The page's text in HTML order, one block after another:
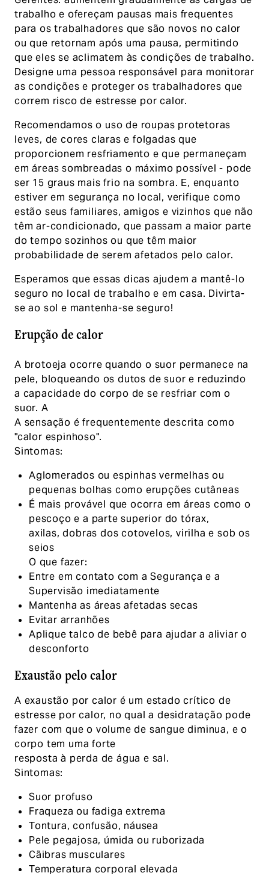
trabalho e ofereçam pausas mais frequentes
para os trabalhadores que são novos no calor
ou que retornam após uma pausa, permitindo
que eles se aclimatem às condições de trabalho.
Designe uma pessoa responsável para monitorar
as condições e proteger os trabalhadores que
correm risco de estresse por calor.
Recomendamos o uso de roupas protetoras
leves, de cores claras e folgadas que
proporcionem resfriamento e que permaneçam
em áreas sombreadas o máximo possível - pode
ser 15 graus mais frio na sombra. E, enquanto
estiver em segurança no local, verifique como
estão seus familiares, amigos e vizinhos que não
têm ar-condicionado, que passam a maior parte
do tempo sozinhos ou que têm maior
probabilidade de serem afetados pelo calor.
Esperamos que essas dicas ajudem a mantê-lo
seguro no local de trabalho e em casa. Divirta-
se ao sol e mantenha-se seguro!
Erupção de calor
A brotoeja ocorre quando o suor permanece na
pele, bloqueando os dutos de suor e reduzindo
a capacidade do corpo de se resfriar com o
suor. A
A sensação é frequentemente descrita como
"calor espinhoso".
Sintomas:
Aglomerados ou espinhas vermelhas ou
pequenas bolhas como erupções cutâneas
É mais provável que ocorra em áreas como o
pescoço e a parte superior do tórax,
axilas, dobras dos cotovelos, virilha e sob os
seios
O que fazer:
Entre em contato com a Segurança e a
Supervisão imediatamente
Mantenha as áreas afetadas secas
Evitar arranhões
Aplique talco de bebê para ajudar a aliviar o
desconforto
Exaustão pelo calor
A exaustão por calor é um estado crítico de
estresse por calor, no qual a desidratação pode
fazer com que o volume de sangue diminua, e o
corpo tem uma forte
resposta à perda de água e sal.
Sintomas:
Suor profuso
Fraqueza ou fadiga extrema
Tontura, confusão, náusea
Pele pegajosa, úmida ou ruborizada
Cãibras musculares
Temperatura corporal elevada